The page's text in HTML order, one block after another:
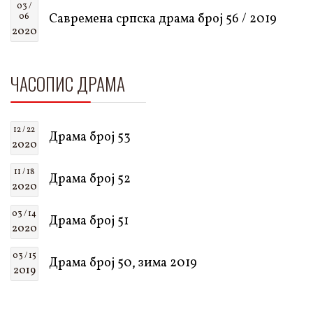
03 /
06
2020
Савремена српска драма број 56 / 2019
ЧАСОПИС ДРАМА
12 / 22
2020 Драма број 53
11 / 18
2020 Драма број 52
03 / 14
2020 Драма број 51
03 / 15
2019 Драма број 50, зима 2019